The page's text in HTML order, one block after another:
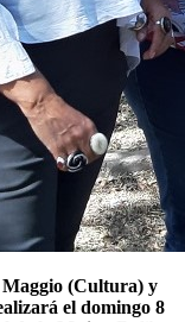
Maggio (Cultura) y
el domingo 8